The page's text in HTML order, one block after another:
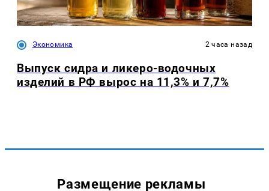
Экономика 2 часа назад
Выпуск сидра и ликеро-водочных
изделий в РФ вырос на 11,3% и 7,7%
Размещение рекламы